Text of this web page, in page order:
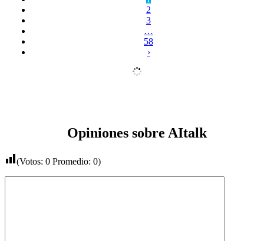
2
3
…
58
›
Opiniones sobre AItalk
(Votos: 0 Promedio: 0)